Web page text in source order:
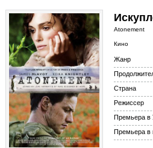
Atonement
Кино
Жанр
Страна
Режиссер
Премьера в
Премьера в